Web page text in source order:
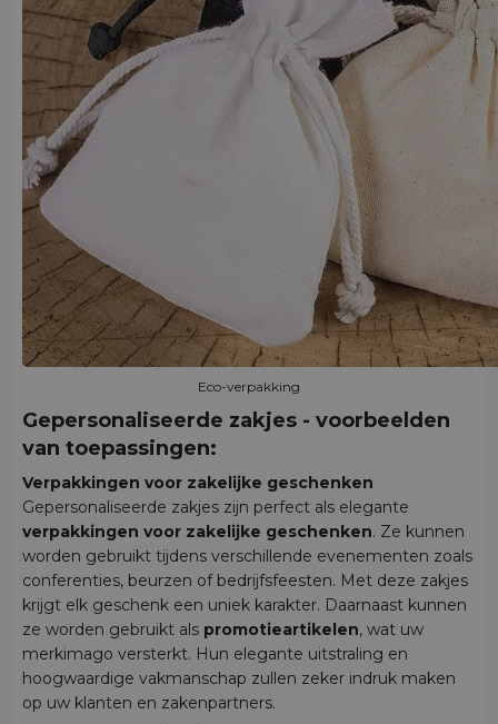
Eco-verpakking
Gepersonaliseerde zakjes - voorbeelden
van toepassingen:
Verpakkingen voor zakelijke geschenken
Gepersonaliseerde zakjes zijn perfect als elegante
verpakkingen voor zakelijke geschenken. Ze kunnen
worden gebruikt tijdens verschillende evenementen zoals
conferenties, beurzen of bedrijfsfeesten. Met deze zakjes
krijgt elk geschenk een uniek karakter. Daarnaast kunnen
ze worden gebruikt als promotieartikelen, wat uw
merkimago versterkt. Hun elegante uitstraling en
hoogwaardige vakmanschap zullen zeker indruk maken
op uw klanten en zakenpartners.